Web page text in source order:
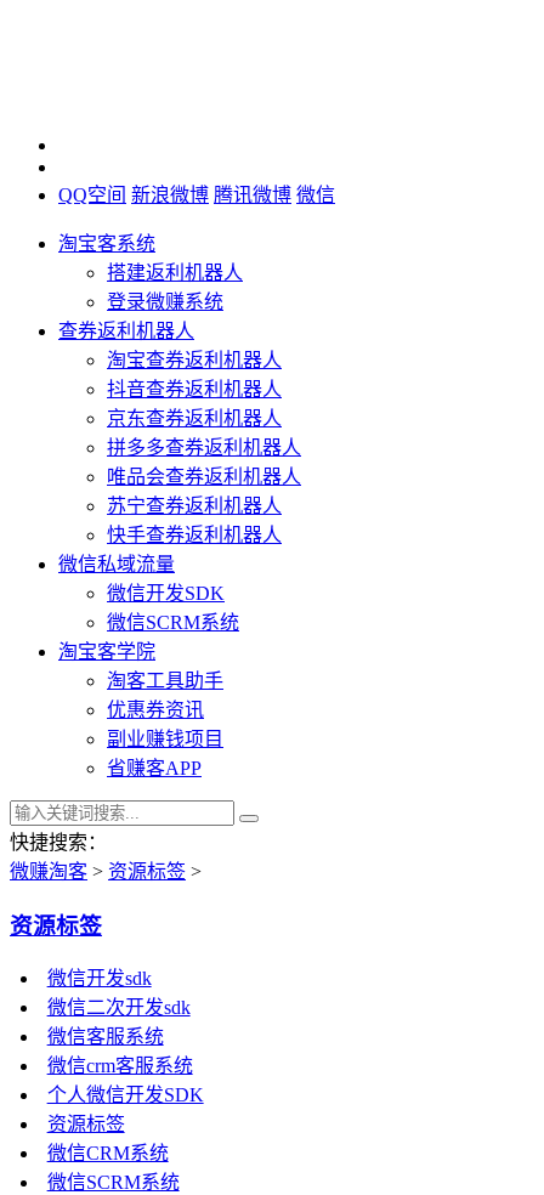
QQ空间 新浪微博 腾讯微博 微信
淘宝客系统
搭建返利机器人
登录微赚系统
查券返利机器人
淘宝查券返利机器人
抖音查券返利机器人
京东查券返利机器人
拼多多查券返利机器人
唯品会查券返利机器人
苏宁查券返利机器人
快手查券返利机器人
微信私域流量
微信开发SDK
微信SCRM系统
淘宝客学院
淘客工具助手
优惠券资讯
副业赚钱项目
省赚客APP
快捷搜索：
微赚淘客 > 资源标签 >
资源标签
微信开发sdk
微信二次开发sdk
微信客服系统
微信crm客服系统
个人微信开发SDK
资源标签
微信CRM系统
微信SCRM系统